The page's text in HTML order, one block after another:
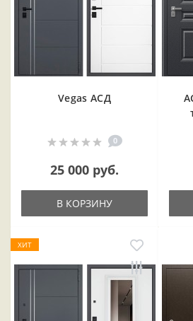
Vegas АСД
0
25 000 руб.
В КОРЗИНУ
ХИТ